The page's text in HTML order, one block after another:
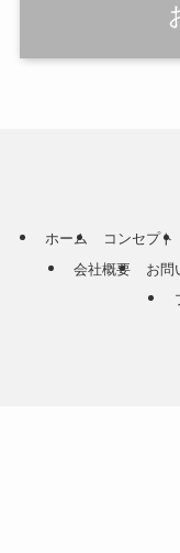
ホーム コンセプト
会社概要
お問